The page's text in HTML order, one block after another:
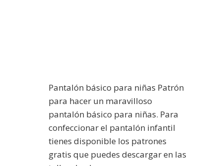
Pantalón básico para niñas Patrón
para hacer un maravilloso
pantalón básico para niñas. Para
confeccionar el pantalón infantil
tienes disponible los patrones
gratis que puedes descargar en las